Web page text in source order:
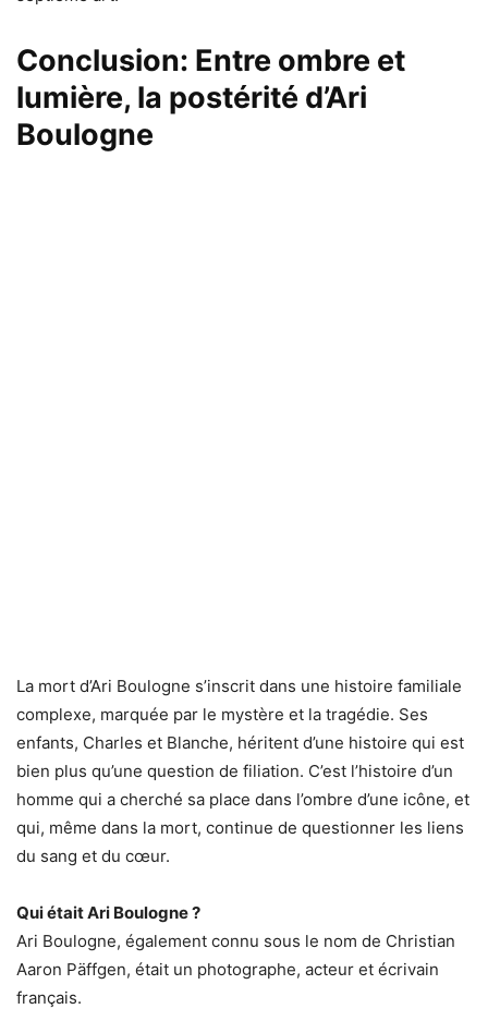
Conclusion: Entre ombre et
lumière, la postérité d’Ari
Boulogne
La mort d’Ari Boulogne s’inscrit dans une histoire familiale
complexe, marquée par le mystère et la tragédie. Ses
enfants, Charles et Blanche, héritent d’une histoire qui est
bien plus qu’une question de filiation. C’est l’histoire d’un
homme qui a cherché sa place dans l’ombre d’une icône, et
qui, même dans la mort, continue de questionner les liens
du sang et du cœur.
Qui était Ari Boulogne ?
Ari Boulogne, également connu sous le nom de Christian
Aaron Päffgen, était un photographe, acteur et écrivain
français.